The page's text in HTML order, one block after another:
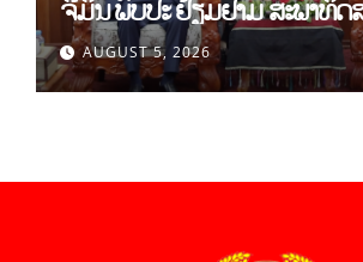
ຈີມິນ ພົບປະ ຢ້ຽມຢາມ ສະພາທິດ
ພັກAUGUST 5, 2026